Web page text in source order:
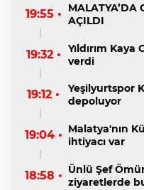
19:55 •
MALATYA’DA
AÇILDI
19:32 •
Yıldırım
verdi
19:12 •
Yeşilyurtspor
depoluyor
19:04 • Malatya'nın
ihtiyacı var
18:58 • Ünlü Şef
ziyaretlerde